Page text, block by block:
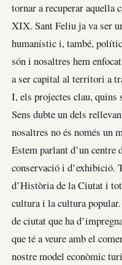
tornar a recuperar aquella
XIX. Sant Feliu ja va ser
humanístic i, també,
són i nosaltres hem
a ser capital al territori a
I, els projectes clau, quins
Sens dubte un dels
nosaltres no és només un
Estem parlant d’un centre
conservació i d’exhibició.
d’Història de la Ciutat i
cultura i la cultura
de ciutat que ha
que té a veure amb el
nostre model econòmic